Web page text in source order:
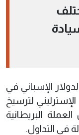
الإسباني في
لترسيخ
البريطانية
في التداول.